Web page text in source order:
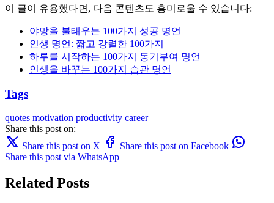
이 글이 유용했다면, 다음 콘텐츠도 흥미로울 수 있습니다:
야망을 불태우는 100가지 성공 명언
인생 명언: 짧고 강렬한 100가지
하루를 시작하는 100가지 동기부여 명언
인생을 바꾸는 100가지 습관 명언
Tags
quotes motivation productivity career
Share this post on:
Share this post on X
Share this post on Facebook
Share this post via WhatsApp
Related Posts